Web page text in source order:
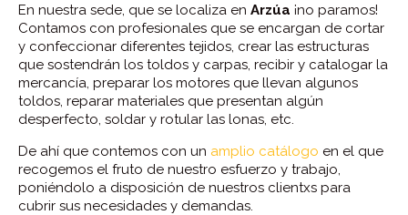
En nuestra sede, que se localiza en Arzúa ¡no paramos!
Contamos con profesionales que se encargan de cortar
y confeccionar diferentes tejidos, crear las estructuras
que sostendrán los toldos y carpas, recibir y catalogar la
mercancía, preparar los motores que llevan algunos
toldos, reparar materiales que presentan algún
desperfecto, soldar y rotular las lonas, etc.
De ahí que contemos con un amplio catálogo en el que
recogemos el fruto de nuestro esfuerzo y trabajo,
poniéndolo a disposición de nuestros clientxs para
cubrir sus necesidades y demandas.